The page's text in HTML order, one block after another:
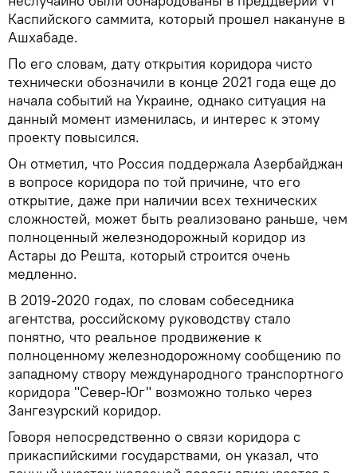
Каспийского саммита, который прошел накануне в
Ашхабаде.
По его словам, дату открытия коридора чисто
технически обозначили в конце 2021 года еще до
начала событий на Украине, однако ситуация на
данный момент изменилась, и интерес к этому
проекту повысился.
Он отметил, что Россия поддержала Азербайджан
в вопросе коридора по той причине, что его
открытие, даже при наличии всех технических
сложностей, может быть реализовано раньше, чем
полноценный железнодорожный коридор из
Астары до Решта, который строится очень
медленно.
В 2019-2020 годах, по словам собеседника
агентства, российскому руководству стало
понятно, что реальное продвижение к
полноценному железнодорожному сообщению по
западному створу международного транспортного
коридора "Север-Юг" возможно только через
Зангезурский коридор.
Говоря непосредственно о связи коридора с
прикаспийскими государствами, он указал, что